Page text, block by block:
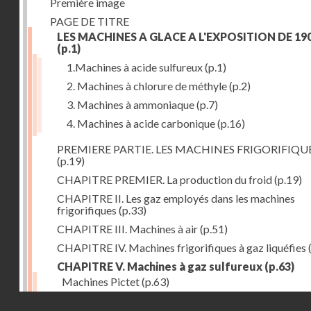
PAGE DE TITRE
LES MACHINES A GLACE A L'EXPOSITION DE
(p.1)
1.Machines à acide sulfureux(p.1)
2. Machines à chlorure de méthyle(p.2)
3. Machines à ammoniaque(p.7)
4. Machines à acide carbonique(p.16)
PREMIERE PARTIE. LES MACHINES
(p.19)
CHAPITRE PREMIER. La production du froid(p.19)
CHAPITRE II. Les gaz employés dans les machines
frigorifiques (p.33)
CHAPITRE III. Machines à air(p.51)
CHAPITRE IV. Machines frigorifiques à gaz liquéfies
CHAPITRE V. Machines à gaz sulfureux (p.63)
Machines Pictet(p.63)